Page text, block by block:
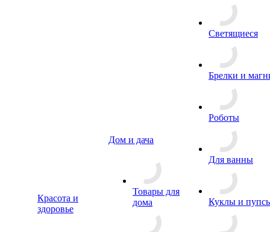
Красота и
здоровье
Дом и дача
Товары для
дома
Светящиеся
Брелки и
Роботы
Для ванны
Куклы и